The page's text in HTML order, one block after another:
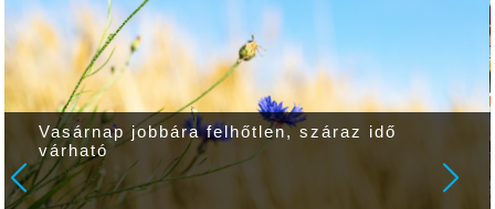
Vasárnap jobbára felhőtlen, száraz idő
várható